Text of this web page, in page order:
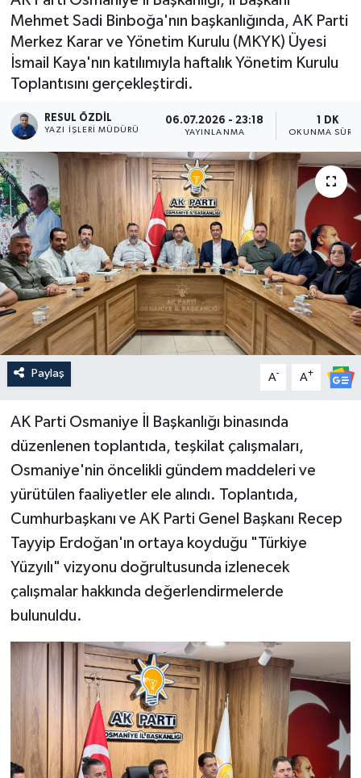
Mehmet Sadi Binboğa'nın başkanlığında, AK Parti
Merkez Karar ve Yönetim Kurulu (MKYK) Üyesi
İsmail Kaya'nın katılımıyla haftalık Yönetim Kurulu
Toplantısını gerçekleştirdi.
RESUL ÖZDIL
YAZI İŞLERI MÜDÜRÜ
06.07.2026 - 23:18
YAYINLANMA
1 DK
OKUNMA
Paylaş A- A+
AK Parti Osmaniye İl Başkanlığı binasında
düzenlenen toplantıda, teşkilat çalışmaları,
Osmaniye'nin öncelikli gündem maddeleri ve
yürütülen faaliyetler ele alındı. Toplantıda,
Cumhurbaşkanı ve AK Parti Genel Başkanı Recep
Tayyip Erdoğan'ın ortaya koyduğu "Türkiye
Yüzyılı" vizyonu doğrultusunda izlenecek
çalışmalar hakkında değerlendirmelerde
bulunuldu.